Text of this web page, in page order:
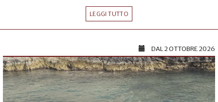
LEGGI TUTTO
DAL2 OTTOBRE 2026